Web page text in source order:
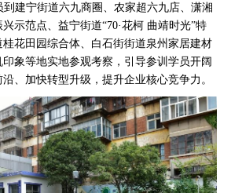
宁街道六九商圈、农家超六九店、潇湘
示范点、益宁街道“70·花柯 曲靖时光”特
花田园综合体、白石街街道泉州家居建材
象等地实地参观考察，引导参训学员开阔
、加快转型升级，提升企业核心竞争力。